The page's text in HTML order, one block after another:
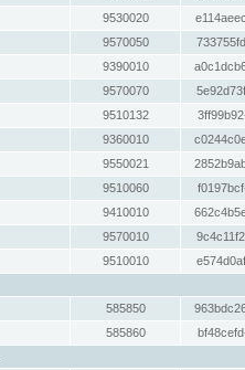
9530020
9570050
9390010
9570070
9510132
9360010
9550021
9510060
9410010
9570010
9510010
585850
585860